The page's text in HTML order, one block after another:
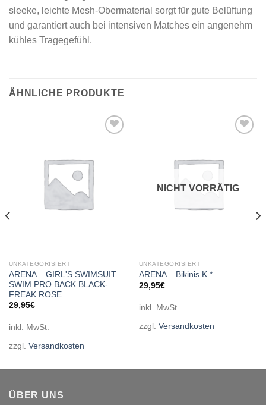
sleeke, leichte Mesh-Obermaterial sorgt für gute Belüftung
und garantiert auch bei intensiven Matches ein angenehm
kühles Tragegefühl.
ÄHNLICHE PRODUKTE
UNKATEGORISIERT
ARENA – GIRL'S SWIMSUIT
SWIM PRO BACK BLACK-
FREAK ROSE
29,95€
inkl. MwSt.
zzgl. Versandkosten
NICHT VORRÄTIG
UNKATEGORISIERT
ARENA – Bikinis K *
29,95€
inkl. MwSt.
zzgl. Versandkosten
ÜBER UNS